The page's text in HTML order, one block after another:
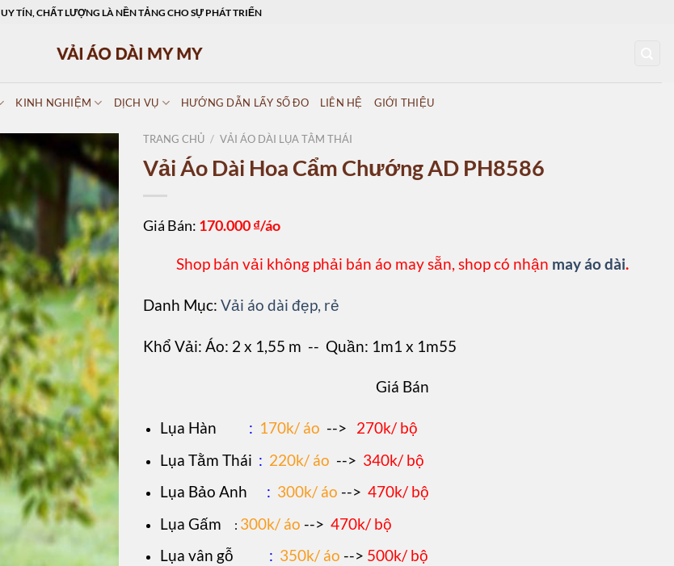
UY TÍN, CHẤT LƯỢNG LÀ NỀN TẢNG CHO SỰ PHÁT TRIỂN
KINH NGHIỆM DỊCH VỤ HƯỚNG DẪN LẤY SỐ ĐO LIÊN HỆ GIỚI THIỆU
TRANG CHỦ / VẢI ÁO DÀI LỤA TẰM THÁI
Vải Áo Dài Hoa Cẩm Chướng AD PH8586
Giá Bán: 170.000₫/áo
Shop bán vải không phải bán áo may sẵn, shop có nhận may áo dài.
Danh Mục: Vải áo dài đẹp, rẻ
Khổ Vải: Áo: 2 x 1,55 m -- Quần: 1m1 x 1m55
Giá Bán
Lụa Hàn : 170k/ áo --> 270k/ bộ
Lụa Tằm Thái : 220k/ áo --> 340k/ bộ
Lụa Bảo Anh
: 300k/ áo --> 470k/ bộ
Lụa Gấm
: 300k/ áo --> 470k/ bộ
Lụa vân gỗ : 350k/ áo --> 500k/ bộ